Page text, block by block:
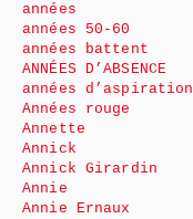
années
années 50-60
années battent
ANNÉES D’ABSENCE
années d’aspiration
Années rouge
Annette
Annick
Annick Girardin
Annie
Annie Ernaux